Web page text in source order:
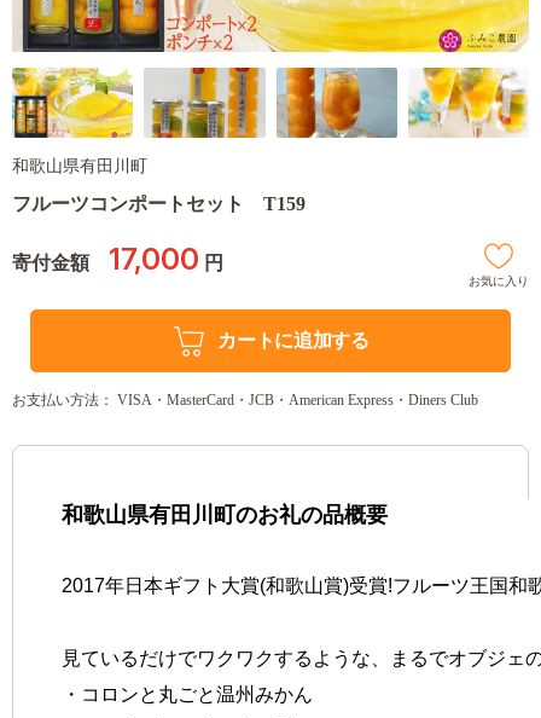
和歌山県有田川町
フルーツコンポートセット T159
寄付金額 17,000 円
お気に入り
カートに追加する
お支払い方法： VISA・MasterCard・JCB・American Express・Diners Club
和歌山県有田川町のお礼の品概要
2017年日本ギフト大賞(和歌山賞)受賞!フルーツ王国
見ているだけでワクワクするような、まるでオブジェ
・コロンと丸ごと温州みかん